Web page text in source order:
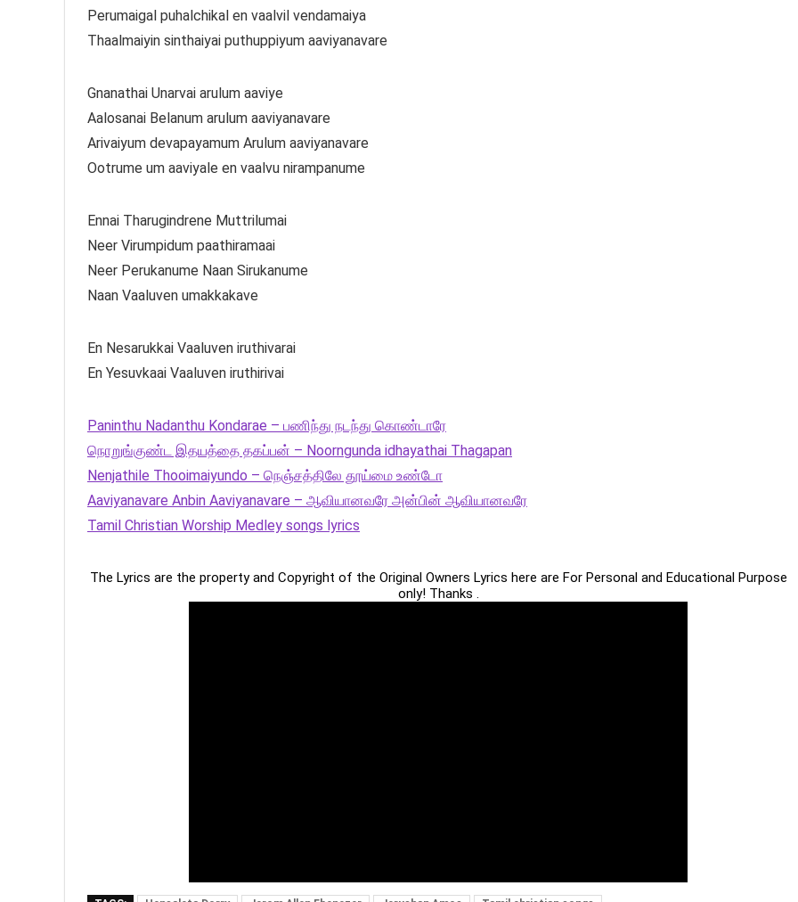
Perumaigal puhalchikal en vaalvil vendamaiya
Thaalmaiyin sinthaiyai puthuppiyum aaviyanavare
Gnanathai Unarvai arulum aaviye
Aalosanai Belanum arulum aaviyanavare
Arivaiyum devapayamum Arulum aaviyanavare
Ootrume um aaviyale en vaalvu nirampanume
Ennai Tharugindrene Muttrilumai
Neer Virumpidum paathiramaai
Neer Perukanume Naan Sirukanume
Naan Vaaluven umakkakave
En Nesarukkai Vaaluven iruthivarai
En Yesuvkaai Vaaluven iruthirivai
Paninthu Nadanthu Kondarae – பணிந்து நடந்து கொண்டாரே
நொறுங்குண்ட இதயத்தை தகப்பன் – Noorngunda idhayathai Thagapan
Nenjathile Thooimaiyundo – நெஞ்சத்திலே தூய்மை உண்டோ
Aaviyanavare Anbin Aaviyanavare – ஆவியானவரே அன்பின் ஆவியானவரே
Tamil Christian Worship Medley songs lyrics
The Lyrics are the property and Copyright of the Original Owners Lyrics here are For Personal and Educational Purpose
only! Thanks .